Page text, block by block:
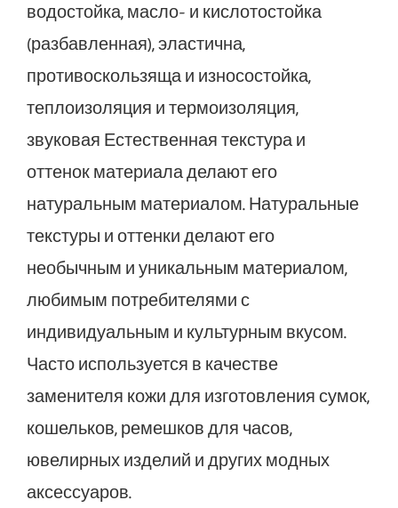
водостойка, масло- и кислотостойка
(разбавленная), эластична,
противоскользяща и износостойка,
теплоизоляция и термоизоляция,
звуковая Естественная текстура и
оттенок материала делают его
натуральным материалом. Натуральные
текстуры и оттенки делают его
необычным и уникальным материалом,
любимым потребителями с
индивидуальным и культурным вкусом.
Часто используется в качестве
заменителя кожи для изготовления сумок,
кошельков, ремешков для часов,
ювелирных изделий и других модных
аксессуаров.